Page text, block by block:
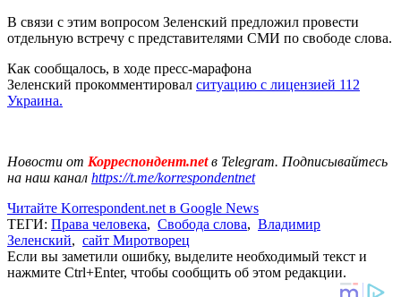
В связи с этим вопросом Зеленский предложил провести
отдельную встречу с представителями СМИ по свободе слова.
Как сообщалось, в ходе пресс-марафона
Зеленский прокомментировал ситуацию с лицензией 112
Украина.
Новости от Корреспондент.netв Telegram. Подписывайтесь
на наш канал https://t.me/korrespondentnet
Читайте Korrespondent.net в Google News
ТЕГИ: Права человека, Свобода слова, Владимир
Зеленский, сайт Миротворец
Если вы заметили ошибку, выделите необходимый текст и
нажмите Ctrl+Enter, чтобы сообщить об этом редакции.